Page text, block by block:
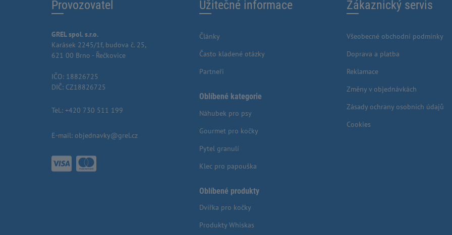
Provozovatel
GREL spol. s.r.o.
Karásek 2245/1f, budova č. 25,
621 00 Brno - Řečkovice
IČO: 18826725
DIČ: CZ18826725
Tel.: +420 730 511 199
E-mail: objednavky@grel.cz
Užitečné informace
Články
Často kladené otázky
Partneři
Oblíbené kategorie
Náhubek pro psy
Gourmet pro kočky
Pytel granulí
Klec pro papouška
Oblíbené produkty
Dvířka pro kočky
Produkty Whiskas
Zákaznický servis
Všeobecné obchodní podmínky
Doprava a platba
Reklamace
Změny v objednávkách
Zásady ochrany osobních údajů
Cookies